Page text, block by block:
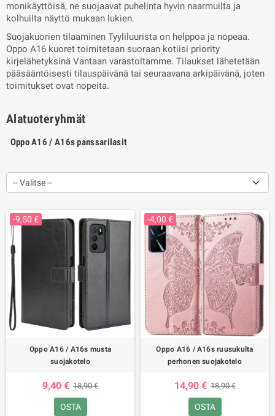
monikäyttöisä, ne suojaavat puhelinta hyvin naarmuilta ja
kolhuilta näyttö mukaan lukien.
Suojakuorien tilaaminen Tyyliluurista on helppoa ja nopeaa.
Oppo A16 kuoret toimitetaan suoraan kotiisi priority
kirjelähetyksinä Vantaan varastoltamme. Tilaukset lähetetään
pääsääntöisesti tilauspäivänä tai seuraavana arkipäivänä, joten
toimitukset ovat nopeita.
Alatuoteryhmät
Oppo A16 / A16s panssarilasit
-- Valitse --
-9,50 €
Oppo A16 / A16s musta
suojakotelo
9,40 € 18,90 €
OSTA
-4,00 €
Oppo A16 / A16s ruusukulta
perhonen suojakotelo
14,90 € 18,90 €
OSTA